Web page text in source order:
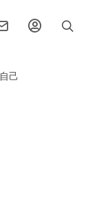
己